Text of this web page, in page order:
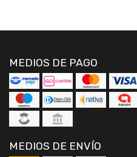
MEDIOS DE PAGO
MEDIOS DE ENVÍO